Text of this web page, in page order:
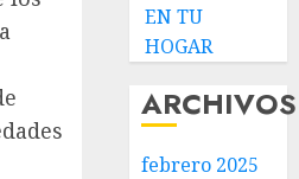
EN TU
HOGAR
ARCHIVOS
febrero 2025